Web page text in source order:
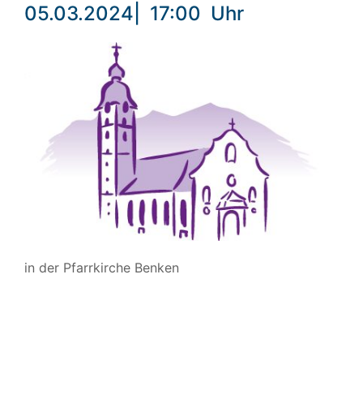
05.03.2024 17:00 Uhr
in der Pfarrkirche Benken